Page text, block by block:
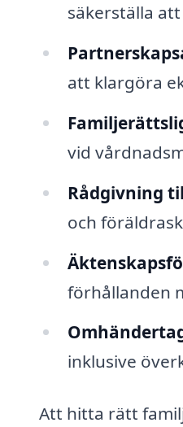
säkerställa
att klargöra
vid
Rådgivning
och
förhållanden
inklusive
Att hitta rätt